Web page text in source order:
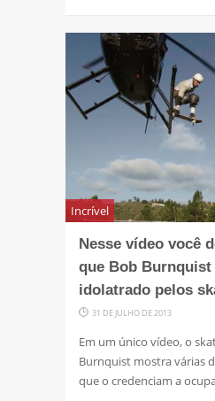
Incrível
Nesse vídeo você
que Bob Burnquist
idolatrado pelos
31 DE JULHO DE 2013
Em um único vídeo, o
Burnquist mostra várias
que o credenciam a